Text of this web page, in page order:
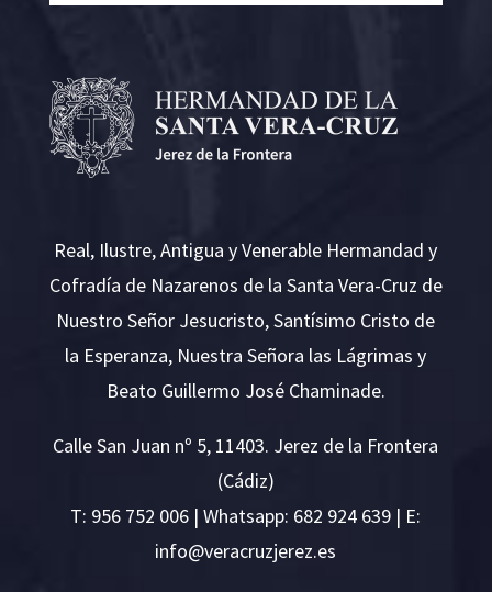
Real, Ilustre, Antigua y Venerable Hermandad y
Cofradía de Nazarenos de la Santa Vera-Cruz de
Nuestro Señor Jesucristo, Santísimo Cristo de
la Esperanza, Nuestra Señora las Lágrimas y
Beato Guillermo José Chaminade.
Calle San Juan nº 5, 11403. Jerez de la Frontera
(Cádiz)
T: 956 752 006 | Whatsapp: 682 924 639 | E:
se.ze
rejzu
rcare
v@ofn
i